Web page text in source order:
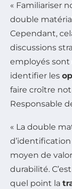
« Familiariser
double
Cependant,
discussions
employés
identifier les
faire croître
Responsable
« La double
moyen de
durabilité.
quel point la